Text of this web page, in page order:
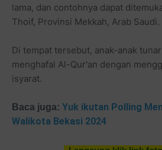
lama, dan contohnya dapat
Thoif, Provinsi Mekkah, Arab Saudi.
Di tempat tersebut, anak-anak
menghafal Al-Qur'an dengan
isyarat.
Baca juga: Yuk ikutan Polling
Walikota Bekasi 2024